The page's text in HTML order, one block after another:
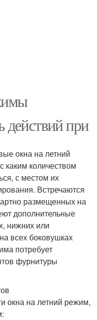
действий при
окна на летний
каким количеством
с местом их
Встречаются
размещенных на
дополнительные
нижних или
всех боковушках
потребует
фурнитуры
окна на летний режим,